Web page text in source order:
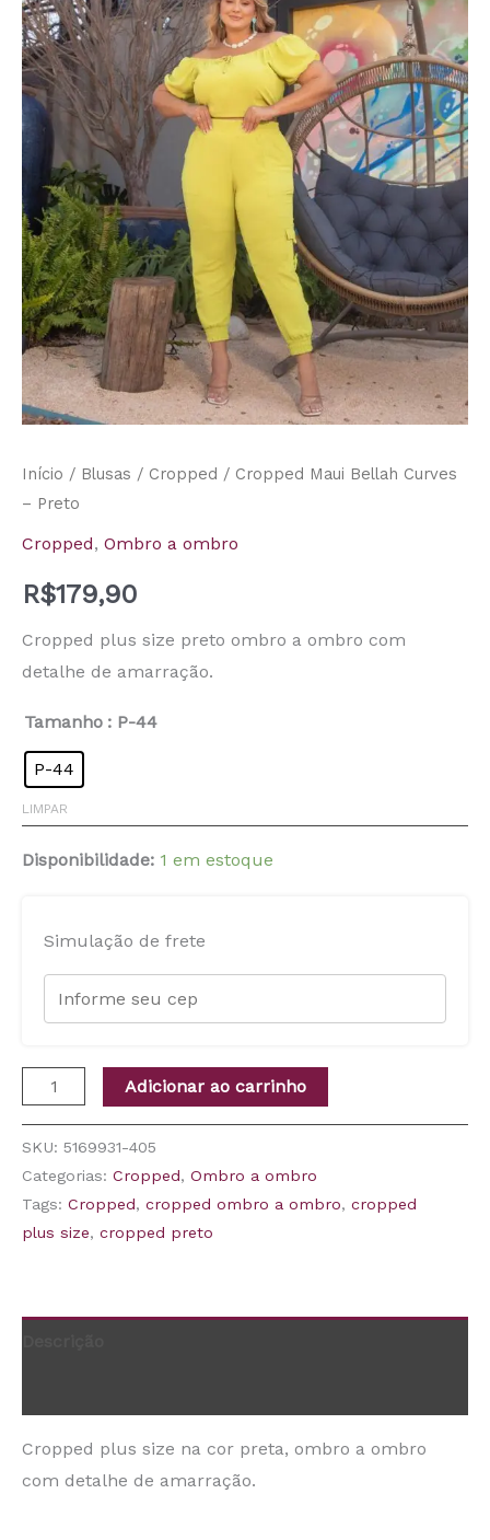
Início / Blusas / Cropped / Cropped Maui Bellah Curves
– Preto
Cropped, Ombro a ombro
R$179,90
Cropped plus size preto ombro a ombro com
detalhe de amarração.
Tamanho : P-44
P-44
LIMPAR
Disponibilidade: 1 em estoque
Simulação de frete
-
Preto
quantidade
Adicionar ao carrinho
SKU: 5169931-405
Categorias: Cropped, Ombro a ombro
Tags: Cropped, cropped ombro a ombro, cropped
plus size, cropped preto
Cropped plus size na cor preta, ombro a ombro
com detalhe de amarração.